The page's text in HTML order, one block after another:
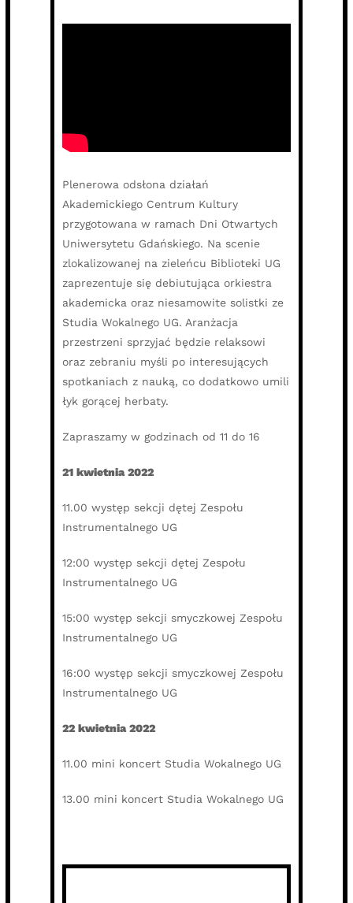
Plenerowa odsłona działań
Akademickiego Centrum Kultury
przygotowana w ramach Dni Otwartych
Uniwersytetu Gdańskiego. Na scenie
zlokalizowanej na zieleńcu Biblioteki UG
zaprezentuje się debiutująca orkiestra
akademicka oraz niesamowite solistki ze
Studia Wokalnego UG. Aranżacja
przestrzeni sprzyjać będzie relaksowi
oraz zebraniu myśli po interesujących
spotkaniach z nauką, co dodatkowo umili
łyk gorącej herbaty.
Zapraszamy w godzinach od 11 do 16
21 kwietnia 2022
11.00 występ sekcji dętej Zespołu
Instrumentalnego UG
12:00 występ sekcji dętej Zespołu
Instrumentalnego UG
15:00 występ sekcji smyczkowej Zespołu
Instrumentalnego UG
16:00 występ sekcji smyczkowej Zespołu
Instrumentalnego UG
22 kwietnia 2022
11.00 mini koncert Studia Wokalnego UG
13.00 mini koncert Studia Wokalnego UG